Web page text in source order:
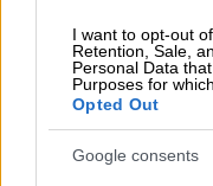
I want to opt-out
Retention, Sale,
Personal Data
Purposes for
Opted Out
Google consents
Ο κ. Μητσοτάκης
ρωσοουκρανική
γεγονός ότι η
ρωσικό
μέτωπο μέσα